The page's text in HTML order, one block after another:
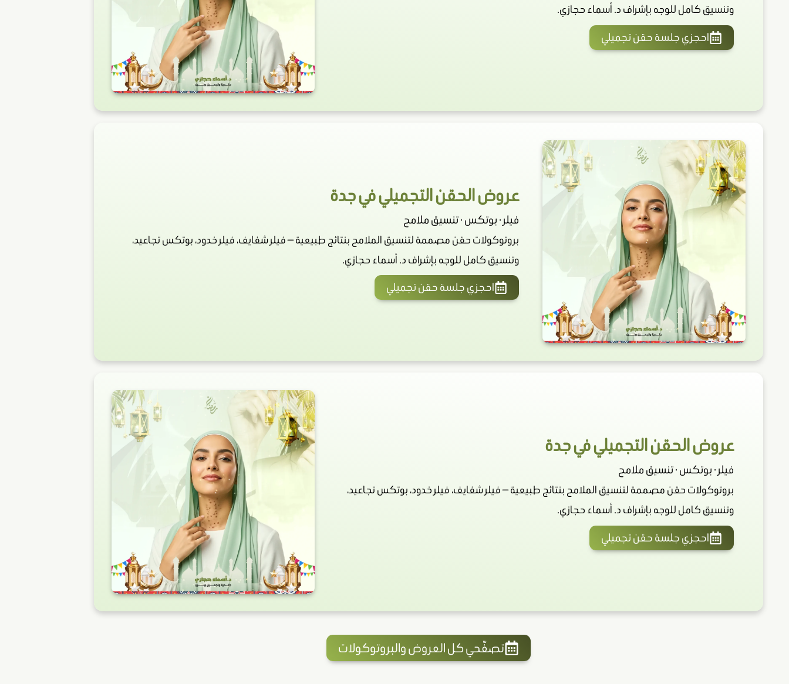
وتنسيق كامل للوجه بإشراف د. أسماء حجازي.
احجزي جلسة حقن تجميلي
عروض الحقن التجميلي في جدة
فيلر · بوتكس · تنسيق ملامح
بروتوكولات حقن مصممة لتنسيق الملامح بنتائج طبيعية — فيلر شفايف، فيلر خدود، بوتكس تجاعيد،
وتنسيق كامل للوجه بإشراف د. أسماء حجازي.
احجزي جلسة حقن تجميلي
عروض الحقن التجميلي في جدة
فيلر · بوتكس · تنسيق ملامح
بروتوكولات حقن مصممة لتنسيق الملامح بنتائج طبيعية — فيلر شفايف، فيلر خدود، بوتكس تجاعيد،
وتنسيق كامل للوجه بإشراف د. أسماء حجازي.
احجزي جلسة حقن تجميلي
تصفّحي كل العروض والبروتوكولات